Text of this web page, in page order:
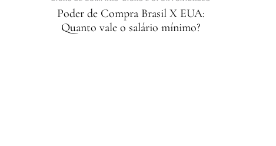
Poder de Compra Brasil X EUA:
Quanto vale o salário mínimo?